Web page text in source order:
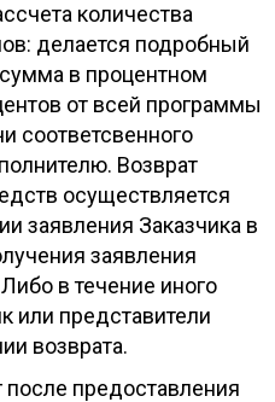
количества
делается подробный
в процентном
от всей программы
соответсвенного
Возврат
осуществляется
заявления Заказчика в
заявления
в течение иного
или представители
возврата.
после предоставления